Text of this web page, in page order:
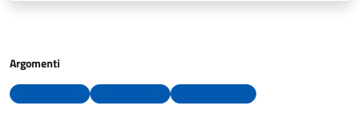
Argomenti